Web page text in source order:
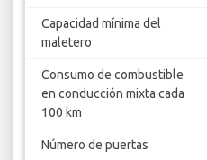
Capacidad mínima del
maletero
Consumo de combustible
en conducción mixta cada
100 km
Número de puertas